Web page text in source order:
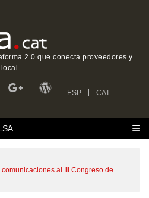
2.0 que conecta proveedores y
ESP CAT
al III Congreso de